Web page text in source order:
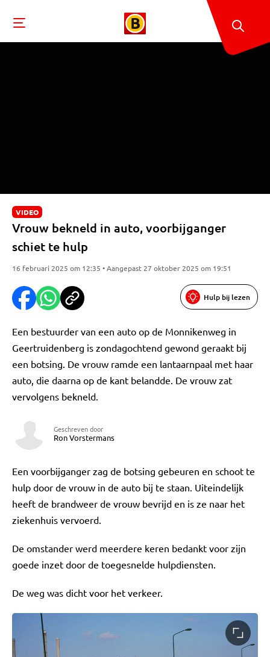
VIDEO
Vrouw bekneld in auto, voorbijganger
schiet te hulp
16 februari 2025 om 12:35 • Aangepast 27 oktober 2025 om 19:51
Hulp bij lezen
Een bestuurder van een auto op de Monnikenweg in
Geertruidenberg is zondagochtend gewond geraakt bij
een botsing. De vrouw ramde een lantaarnpaal met haar
auto, die daarna op de kant belandde. De vrouw zat
vervolgens bekneld.
Geschreven door
Ron Vorstermans
Een voorbijganger zag de botsing gebeuren en schoot te
hulp door de vrouw in de auto bij te staan. Uiteindelijk
heeft de brandweer de vrouw bevrijd en is ze naar het
ziekenhuis vervoerd.
De omstander werd meerdere keren bedankt voor zijn
goede inzet door de toegesnelde hulpdiensten.
De weg was dicht voor het verkeer.